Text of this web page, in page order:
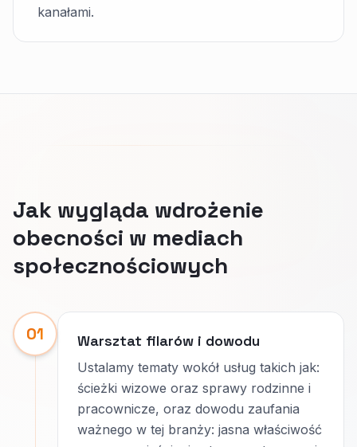
kanałami.
Jak wygląda wdrożenie
obecności w mediach
społecznościowych
01 Warsztat filarów i dowodu
Ustalamy tematy wokół usług takich jak:
ścieżki wizowe oraz sprawy rodzinne i
pracownicze, oraz dowodu zaufania
ważnego w tej branży: jasna właściwość